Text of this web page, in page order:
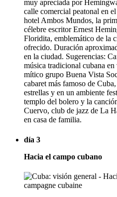
muy apreciada por
calle comercial peatonal en
hotel Ambos Mundos, la
célebre escritor Ernest
Floridita, emblemático de la
ofrecido. Duración
en la ciudad. Sugerencias:
música tradicional cubana
mítico grupo Buena Vista
cabaret más famoso de
estrellas y en un ambiente
templo del bolero y la
Cuervo, club de jazz de La
en casa de familia.
día 3
Hacia el campo cubano